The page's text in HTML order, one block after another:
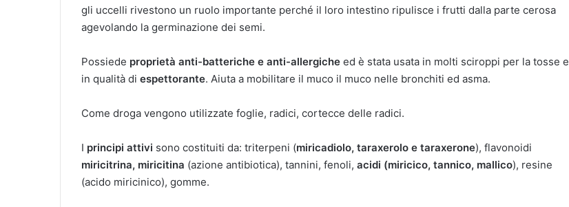
gli uccelli rivestono un ruolo importante perché il loro intestino ripulisce i frutti dalla parte cerosa
agevolando la germinazione dei semi.
Possiede proprietà anti-batteriche e anti-allergiche ed è stata usata in molti sciroppi per la tosse e
in qualità di espettorante. Aiuta a mobilitare il muco il muco nelle bronchiti ed asma.
Come droga vengono utilizzate foglie, radici, cortecce delle radici.
I principi attivi sono costituiti da: triterpeni (miricadiolo, taraxerolo e taraxerone), flavonoidi
miricitrina, miricitina (azione antibiotica), tannini, fenoli, acidi (miricico, tannico, mallico), resine
(acido miricinico), gomme.